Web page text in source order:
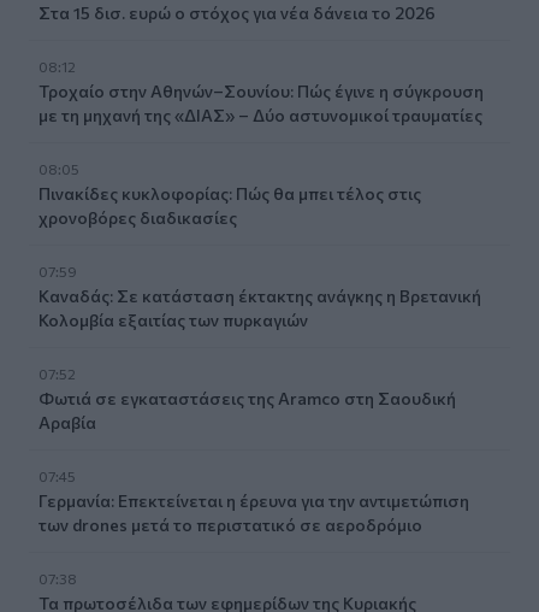
Στα 15 δισ. ευρώ ο στόχος για νέα δάνεια το 2026
08:12
Τροχαίο στην Αθηνών–Σουνίου: Πώς έγινε η σύγκρουση
με τη μηχανή της «ΔΙΑΣ» – Δύο αστυνομικοί τραυματίες
08:05
Πινακίδες κυκλοφορίας: Πώς θα μπει τέλος στις
χρονοβόρες διαδικασίες
07:59
Καναδάς: Σε κατάσταση έκτακτης ανάγκης η Βρετανική
Κολομβία εξαιτίας των πυρκαγιών
07:52
Φωτιά σε εγκαταστάσεις της Aramco στη Σαουδική
Αραβία
07:45
Γερμανία: Επεκτείνεται η έρευνα για την αντιμετώπιση
των drones μετά το περιστατικό σε αεροδρόμιο
07:38
Τα πρωτοσέλιδα των εφημερίδων της Κυριακής